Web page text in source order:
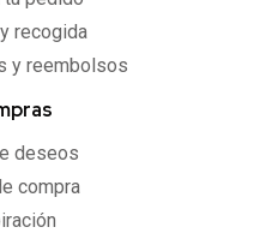
recogida
y reembolsos
deseos
compra